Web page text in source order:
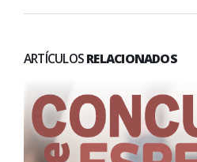
ARTÍCULOSRELACIONADOS